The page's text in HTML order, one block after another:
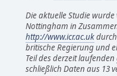
Die aktuelle Studie
Nottingham in
http://www.icr.ac.uk
britische Regierung und
Teil des derzeit
schließlich Daten aus 13